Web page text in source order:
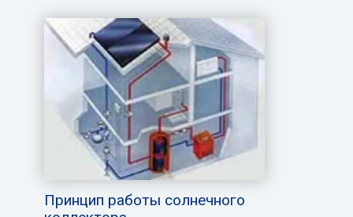
Принцип работы солнечного